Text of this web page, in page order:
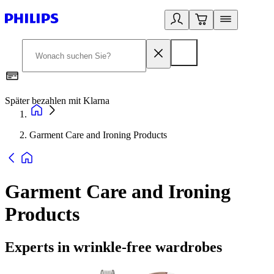
Später bezahlen mit Klarna
Garment Care and Ironing Products
Garment Care and Ironing
Products
Experts in wrinkle-free wardrobes